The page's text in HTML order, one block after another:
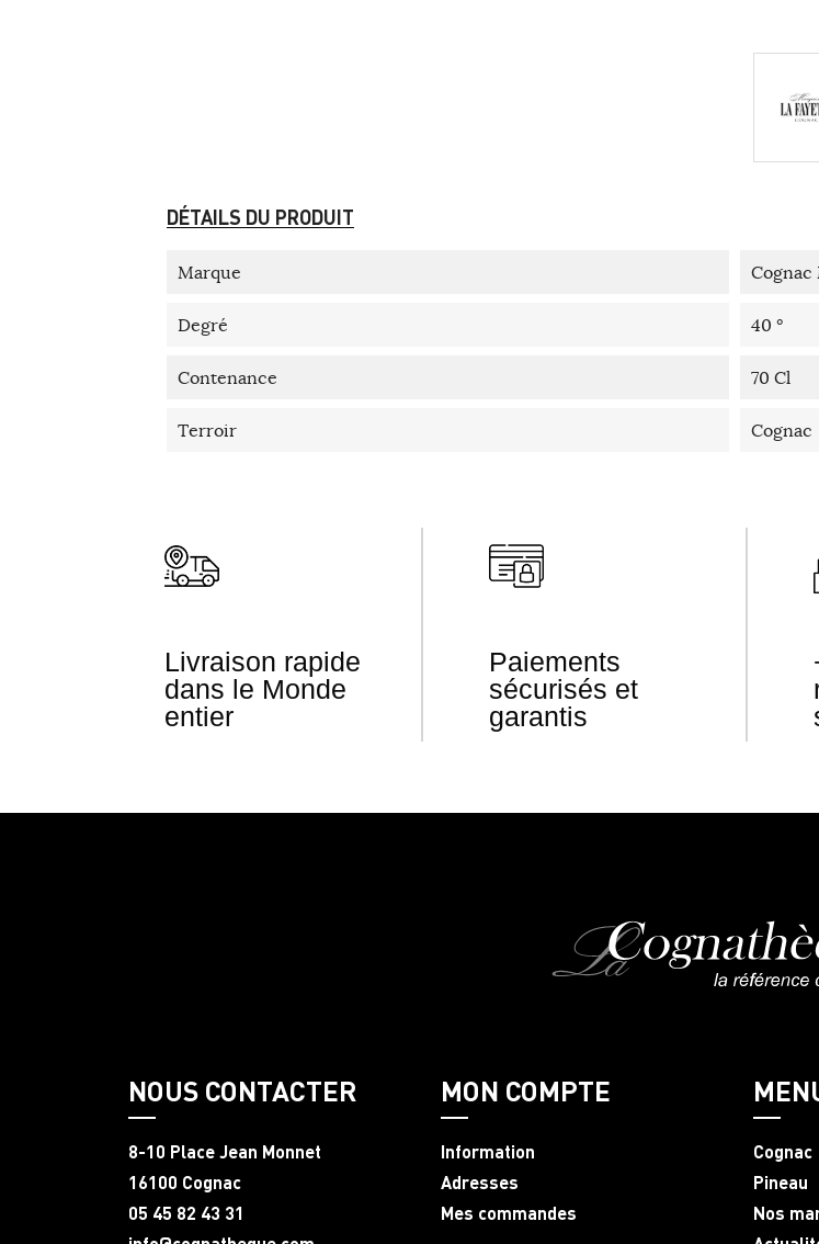
DÉTAILS DU PRODUIT
Marque Cognac
Degré 40 °
Contenance 70 Cl
Terroir Cognac
Livraison rapide
dans le Monde
entier
Paiements
sécurisés et
garantis
NOUS CONTACTER
8-10 Place Jean Monnet
16100 Cognac
05 45 82 43 31
MON COMPTE
Information
Adresses
Mes commandes
Cognac
Pineau
Nos